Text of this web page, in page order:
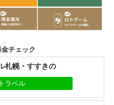
チェック
札幌・すすきの
ラベル